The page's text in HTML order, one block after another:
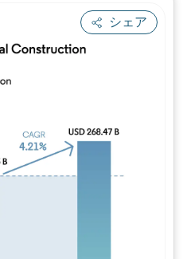
シェア